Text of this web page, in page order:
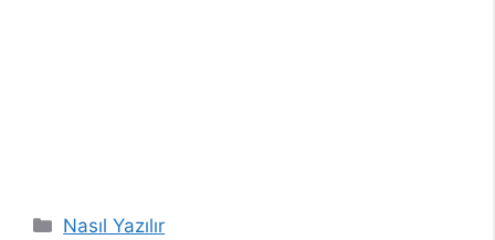
Kategoriler
Nasıl Yazılır